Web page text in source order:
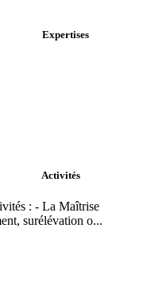
Expertises
Activités
: - La Maîtrise
surélévation o...